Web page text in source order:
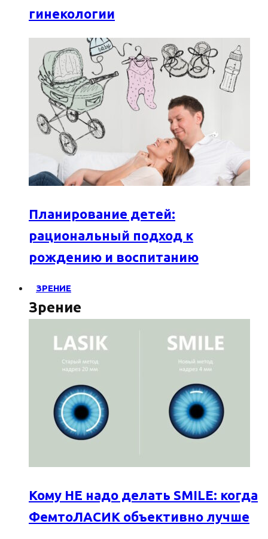
гинекологии
Планирование детей:
рациональный подход к
рождению и воспитанию
ЗРЕНИЕ
Зрение
Кому НЕ надо делать SMILE: когда
ФемтоЛАСИК объективно лучше